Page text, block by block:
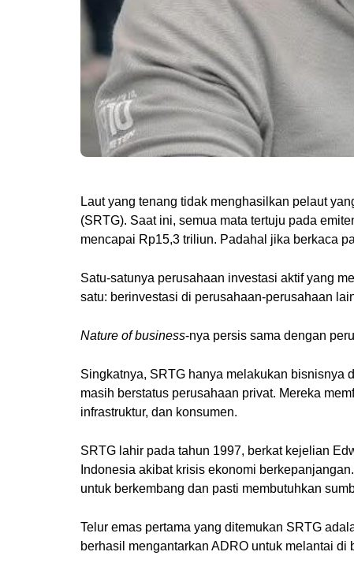
Laut yang tenang tidak menghasilkan pelaut
(SRTG). Saat ini, semua mata tertuju pada
mencapai Rp15,3 triliun. Padahal jika berkaca
Satu-satunya perusahaan investasi aktif yang
satu: berinvestasi di perusahaan-perusahaan
Nature of business-nya persis sama dengan
Singkatnya, SRTG hanya melakukan bisnisnya
masih berstatus perusahaan privat. Mereka
infrastruktur, dan konsumen.
SRTG lahir pada tahun 1997, berkat kejelian
Indonesia akibat krisis ekonomi
untuk berkembang dan pasti membutuhkan
Telur emas pertama yang ditemukan SRTG
berhasil mengantarkan ADRO untuk melantai